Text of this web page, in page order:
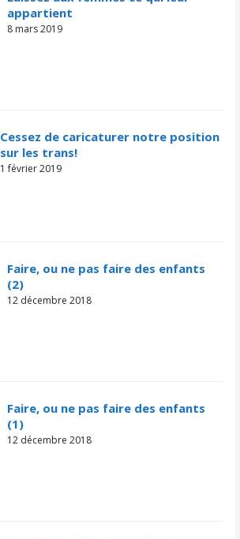
appartient
8 mars 2019
Cessez de caricaturer notre position
sur les trans!
1 février 2019
Faire, ou ne pas faire des enfants
(2)
12 décembre 2018
Faire, ou ne pas faire des enfants
(1)
12 décembre 2018